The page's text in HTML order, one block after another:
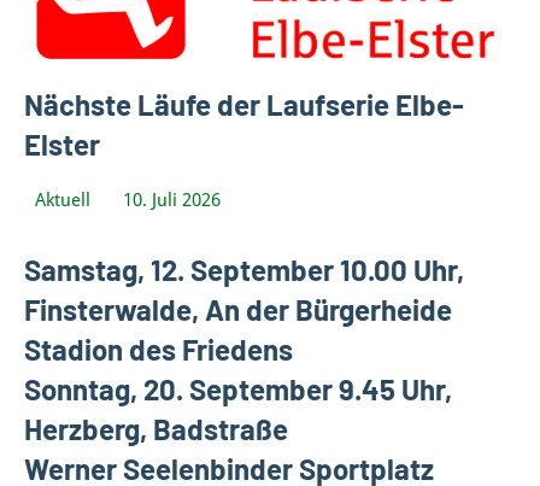
Liebenwerda
Nächste Läufe der Laufserie Elbe-
Elster
Aktuell 10. Juli 2026
Samstag, 12. September 10.00 Uhr,
Finsterwalde, An der Bürgerheide
Stadion des Friedens
Sonntag, 20. September 9.45 Uhr,
Herzberg, Badstraße
Werner Seelenbinder Sportplatz